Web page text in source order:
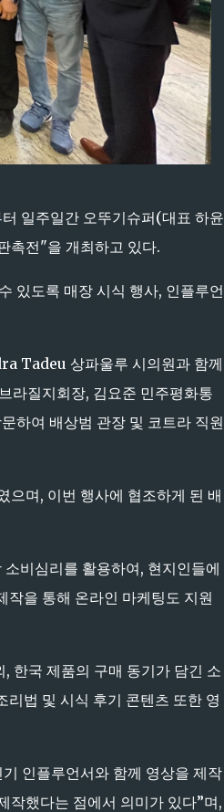
일주일간 오뚜기슈퍼(대표 하윤
촉전"을 개최하고 있다.
있도록 매장 시식 행사, 인플루언
Tadeu 상파울루 시의원과 함께
라질지회장, 김요준 민주평화통
하여 배상범 관장 및 코트라 직원
며, 이번 행사에 협조하게 된 배
비심리를 활용하여, 현지인들에
을 통해 온라인 마케팅도 지원
한국 제품의 구매 동기가 담긴 소
법 및 시식 후기 콘텐츠 또한 영
인플루언서와 함께 영상을 제작
작했다는 점에서 의미가 있다”며,